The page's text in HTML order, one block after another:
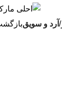
آرد و سویق